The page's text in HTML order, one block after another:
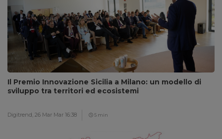
Il Premio Innovazione Sicilia a Milano: un modello di
sviluppo tra territori ed ecosistemi
Digitrend, 26 Mar Mar 16:38 5 min